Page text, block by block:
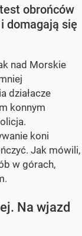
obrońców
domagają się
nad Morskie
działacze
konnym
koni
Jak mówili,
w górach,
Na wjazd